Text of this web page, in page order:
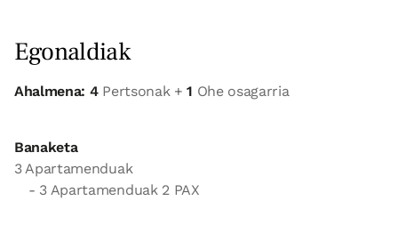
Egonaldiak
Ahalmena: 4Pertsonak +1 Ohe osagarria
Banaketa
3 Apartamenduak
- 3 Apartamenduak 2 PAX